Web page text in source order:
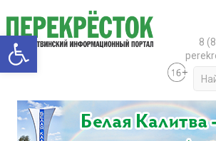
to
content
8
a
r
c
Открыть панель